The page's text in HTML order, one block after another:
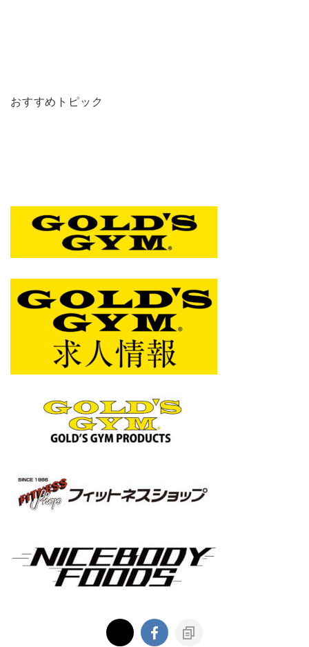
おすすめトピック